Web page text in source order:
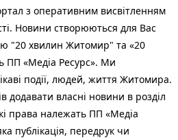
з оперативним висвітленням
Новини створюються для Вас
"20 хвилин Житомир" та «20
ПП «Медіа Ресурс». Ми
події, людей, життя Житомира.
додавати власні новини в розділ
права належать ПП «Медіа
публiкацiя, передрук чи